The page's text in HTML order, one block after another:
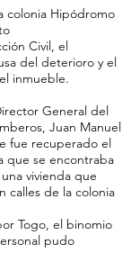
colonia Hipódromo
Civil, el
del deterioro y el
inmueble.
General del
Juan Manuel
fue recuperado el
que se encontraba
vivienda que
calles de la colonia
Togo, el binomio
pudo